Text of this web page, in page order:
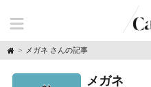
H
o
メガネ さんの記事
メガネ